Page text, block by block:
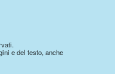
e del testo, anche